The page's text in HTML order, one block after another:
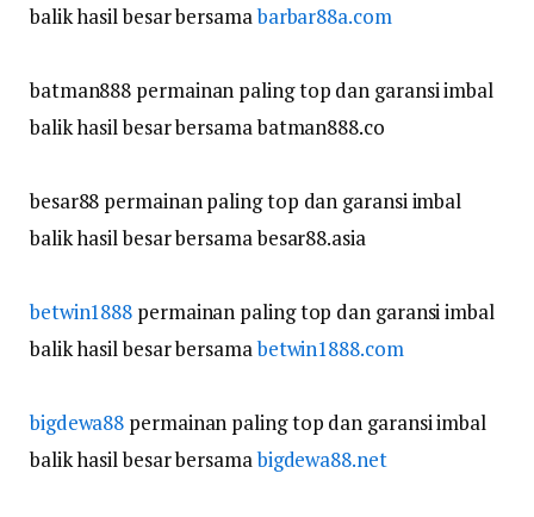
balik hasil besar bersamabarbar88a.com
batman888 permainan paling top dan garansi imbal
balik hasil besar bersama batman888.co
besar88 permainan paling top dan garansi imbal
balik hasil besar bersama besar88.asia
betwin1888 permainan paling top dan garansi imbal
balik hasil besar bersamabetwin1888.com
bigdewa88 permainan paling top dan garansi imbal
balik hasil besar bersamabigdewa88.net